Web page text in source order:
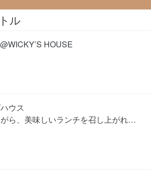
ル
HOUSE
ウス
ら、美味しいランチを召し上がれ…